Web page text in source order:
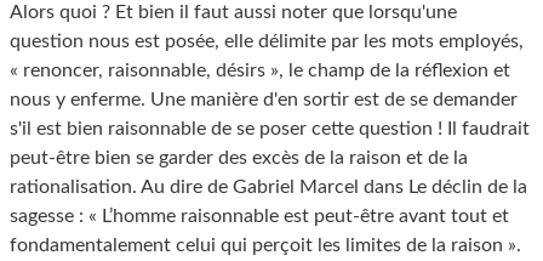
Alors quoi ? Et bien il faut aussi noter que lorsqu'une
question nous est posée, elle délimite par les mots employés,
« renoncer, raisonnable, désirs », le champ de la réflexion et
nous y enferme. Une manière d'en sortir est de se demander
s'il est bien raisonnable de se poser cette question ! Il faudrait
peut-être bien se garder des excès de la raison et de la
rationalisation. Au dire de Gabriel Marcel dans Le déclin de la
sagesse : « L’homme raisonnable est peut-être avant tout et
fondamentalement celui qui perçoit les limites de la raison ».